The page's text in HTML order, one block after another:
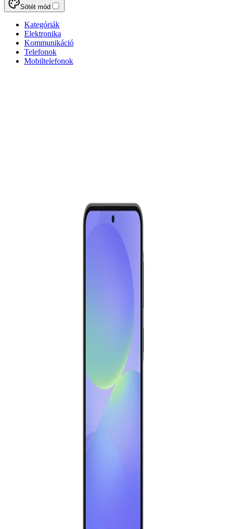
Sötét mód
Kategóriák
Elektronika
Kommunikáció
Telefonok
Mobiltelefonok